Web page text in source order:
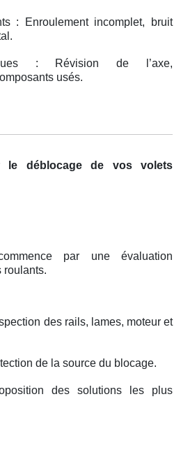
: Enroulement incomplet, bruit
: Révision de l’axe,
usés.
le déblocage de vos volets
par une évaluation
roulants.
des rails, lames, moteur et
de la source du blocage.
des solutions les plus